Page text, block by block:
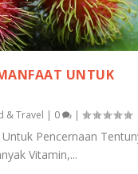
UNTUK
& Travel | 0 |
Pencernaan
Vitamin,...